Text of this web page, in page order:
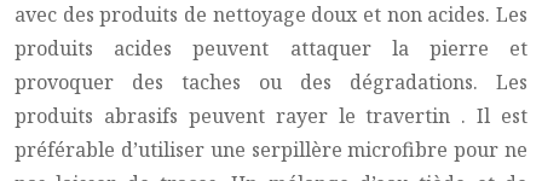
avec des produits de nettoyage doux et non acides. Les
produits acides peuvent attaquer la pierre et
provoquer des taches ou des dégradations. Les
produits abrasifs peuvent rayer letravertin . Il est
préférable d’utiliser une serpillère microfibre pour ne